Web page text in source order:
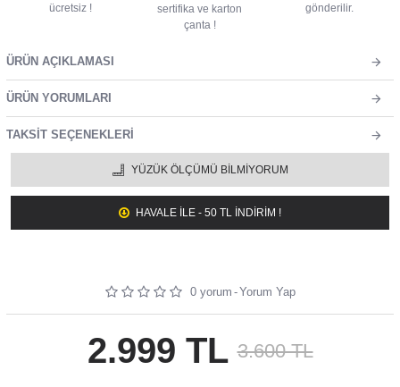
ücretsiz !
sertifika ve karton
çanta !
gönderilir.
ÜRÜN AÇIKLAMASI
ÜRÜN YORUMLARI
TAKSIT SEÇENEKLERI
YÜZÜK ÖLÇÜMÜ BILMIYORUM
HAVALE ILE - 50 TL İNDİRİM !
0 yorum -Yorum Yap
3.600 TL
2.999 TL